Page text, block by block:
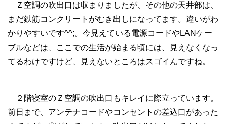
Ｚ空調の吹出口は収まりましたが、その他の天井部は、
まだ鉄筋コンクリートがむき出しになってます。違いがわ
かりやすいです^^;。今見えている電源コードやLANケー
ブルなどは、ここでの生活が始まる頃には、見えなくなっ
てるわけですけど、見えないところはスゴイんですね。
２階寝室のＺ空調の吹出口もキレイに際立っています。
前日まで、アンテナコードやコンセントの差込口があった